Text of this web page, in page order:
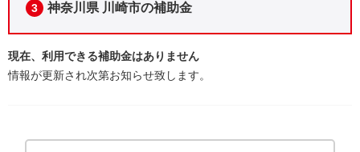
3 神奈川県 川崎市の補助金
現在、利用できる補助金はありません
情報が更新され次第お知らせ致します。